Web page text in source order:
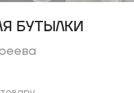
БУТЫЛКИ